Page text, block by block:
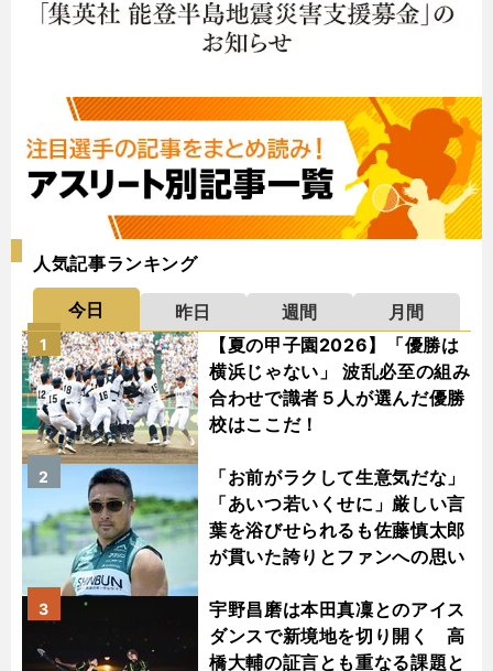
人気記事ランキング
今日 昨日 週間
月間
【夏の甲子園2026】「優勝は
横浜じゃない」 波乱必至の組み
合わせで識者５人が選んだ優勝
校はここだ！
1
「お前がラクして生意気だな」
「あいつ若いくせに」厳しい言
葉を浴びせられるも佐藤慎太郎
が貫いた誇りとファンへの思い
2
宇野昌磨は本田真凜とのアイス
ダンスで新境地を切り開く 高
橋大輔の証言とも重なる課題と
3